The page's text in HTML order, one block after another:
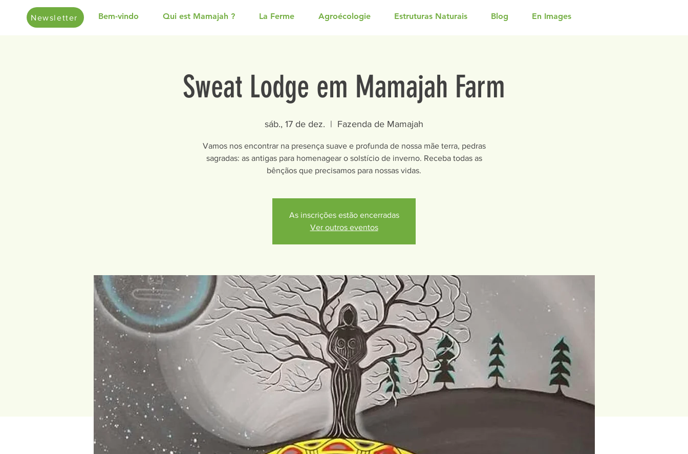
Newsletter Bem-vindo Qui est Mamajah ? La Ferme Agroécologie Estruturas Naturais Blog En Images
Sweat Lodge em Mamajah Farm
sáb., 17 de dez.
  |
Fazenda de Mamajah
Vamos nos encontrar na presença suave e profunda de nossa mãe terra, pedras
sagradas: as antigas para homenagear o solstício de inverno. Receba todas as
bênçãos que precisamos para nossas vidas.
As inscrições estão encerradas
Ver outros eventos